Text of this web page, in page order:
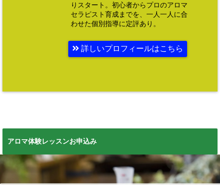
りスタート。初心者からプロのアロマ
セラピスト育成までを、一人一人に合
わせた個別指導に定評あり。
詳しいプロフィールはこちら
アロマ体験レッスンお申込み